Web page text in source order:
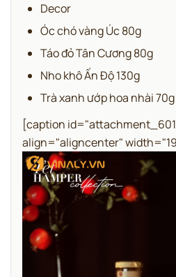
Decor
Óc chó vàng Úc 80g
Táo đỏ Tân Cương 80g
Nho khô Ấn Độ 130g
Trà xanh ướp hoa nhài 70g
[caption
align="aligncenter"